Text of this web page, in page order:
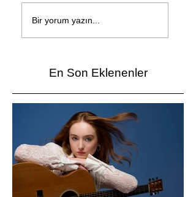
Çağan Şengül'den
yeni şarkı: Bir Ev
Bir yorum yazın...
En Son Eklenenler